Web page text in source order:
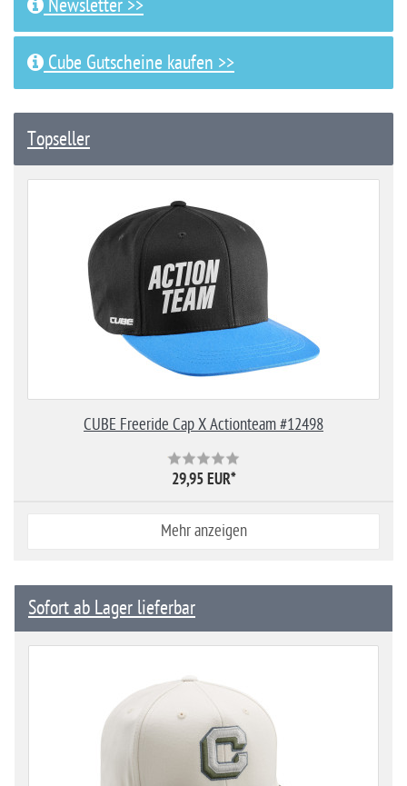
Newsletter >>
Cube Gutscheine kaufen >>
Topseller
CUBE Freeride Cap X Actionteam #12498
29,95 EUR*
Mehr anzeigen
Sofort ab Lager lieferbar